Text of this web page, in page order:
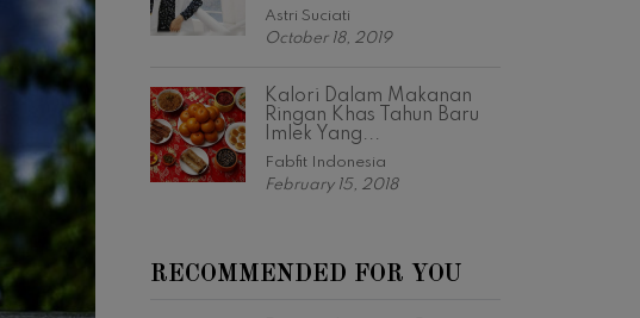
Astri Suciati
October 18, 2019
Kalori Dalam Makanan
Ringan Khas Tahun Baru
Imlek Yang...
Fabfit Indonesia
February 15, 2018
RECOMMENDED FOR YOU